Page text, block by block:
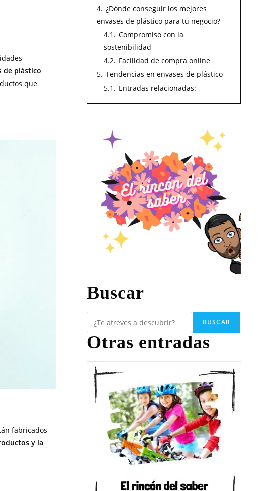
de plástico
que
fabricados
y la
4. ¿Dónde conseguir los mejores
envases de plástico para tu negocio?
4.1. Compromiso con la
sostenibilidad
4.2. Facilidad de compra online
5. Tendencias en envases de plástico
5.1. Entradas relacionadas:
Buscar
BUSCAR
Otras entradas